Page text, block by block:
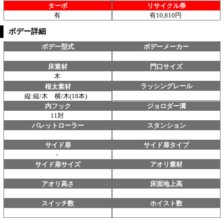
ターボ
有
リサイクル券
有10,810円
ボデー詳細
ボデー型式 ボデーメーカー
床素材
木
門口サイズ
根太素材
縦:縦/木 横/木(18本)
ラッシングレール
内フック
11対
ジョロダー溝
パレットローラー スタンション
サイド扉
-
サイド扉タイプ
サイド扉サイズ アオリ素材
アオリ高さ 床面地上高
スイッチ数 ホイスト数